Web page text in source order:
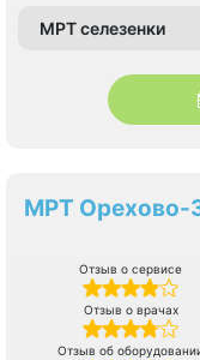
МРТ селезенки
МРТ Орехово-
Отзыв о сервисе
Отзыв о врачах
Отзыв об